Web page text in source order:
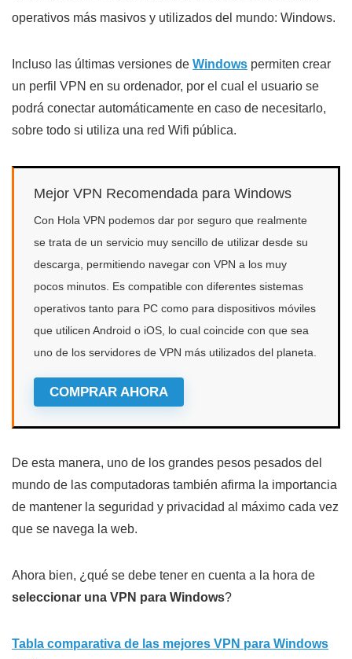
operativos más masivos y utilizados del mundo: Windows.
Incluso las últimas versiones de Windows permiten crear
un perfil VPN en su ordenador, por el cual el usuario se
podrá conectar automáticamente en caso de necesitarlo,
sobre todo si utiliza una red Wifi pública.
COMPRAR AHORA
Mejor VPN Recomendada para Windows
Con Hola VPN podemos dar por seguro que realmente
se trata de un servicio muy sencillo de utilizar desde su
descarga, permitiendo navegar con VPN a los muy
pocos minutos. Es compatible con diferentes sistemas
operativos tanto para PC como para dispositivos móviles
que utilicen Android o iOS, lo cual coincide con que sea
uno de los servidores de VPN más utilizados del planeta.
De esta manera, uno de los grandes pesos pesados del
mundo de las computadoras también afirma la importancia
de mantener la seguridad y privacidad al máximo cada vez
que se navega la web.
Ahora bien, ¿qué se debe tener en cuenta a la hora de
seleccionar una VPN para Windows?
Tabla comparativa de las mejores VPN para Windows